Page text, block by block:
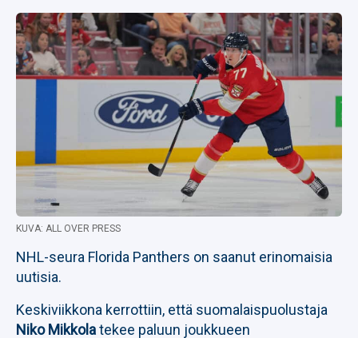
KUVA: ALL OVER PRESS
NHL-seura Florida Panthers on saanut erinomaisia
uutisia.
Keskiviikkona kerrottiin, että suomalaispuolustaja
Niko Mikkolatekee paluun joukkueen